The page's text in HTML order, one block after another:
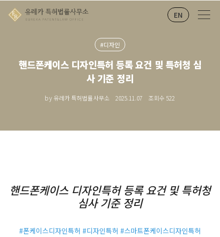
EN
#디자인
핸드폰케이스 디자인특허 등록 요건 및 특허청 심
사 기준 정리
by 유레카 특허법률사무소 2025.11.07 조회수522
핸드폰케이스 디자인특허 등록 요건 및 특허청
심사 기준 정리
#폰케이스디자인특허 #디자인특허 #스마트폰케이스디자인특허